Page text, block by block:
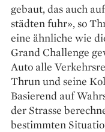
gebaut, das auch
städten fuhr», so
eine ähnliche wie
Grand Challenge
Auto alle
Thrun und seine
Basierend auf
der Strasse
bestimmten